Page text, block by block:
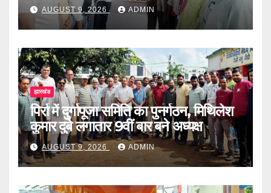
AUGUST 9, 2026 ADMIN
झारखंड
पिर्रा में दुर्गापूजा समिति का पुनर्गठन, मिथिलेश
कुमार दुबे लगातार 9वीं बार बने अध्यक्ष
AUGUST 9, 2026 ADMIN